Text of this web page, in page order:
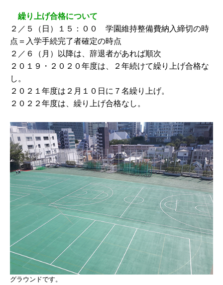
繰り上げ合格について
２／５（日）１５：００ 学園維持整備費納入締切の時
点＝入学手続完了者確定の時点
２／６（月）以降は、辞退者があれば順次
２０１９・２０２０年度は、２年続けて繰り上げ合格な
し。
２０２１年度は２月１０日に７名繰り上げ。
２０２２年度は、繰り上げ合格なし。
グラウンドです。